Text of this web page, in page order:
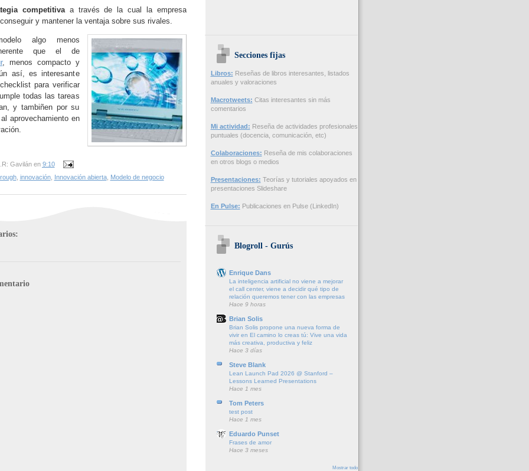
competitivaa través de la cual la empresa
y mantener la ventaja sobre sus rivales.
algo menos
que el de
, menos compacto y
así, es interesante
para verificar
todas las tareas
y tambiñen por su
aprovechamiento en
Gavilán en 9:10
, innovación, Innovación abierta, Modelo de negocio
Secciones fijas
Libros: Reseñas de libros interesantes, listados
anuales y valoraciones
Macrotweets: Citas interesantes sin más
comentarios
Mi actividad: Reseña de actividades profesionales
puntuales (docencia, comunicación, etc)
Colaboraciones: Reseña de mis colaboraciones
en otros blogs o medios
Presentaciones: Teorías y tutoriales apoyados en
presentaciones Slideshare
En Pulse: Publicaciones en Pulse (LinkedIn)
Blogroll - Gurús
Enrique Dans
La inteligencia artificial no viene a mejorar
el call center, viene a decidir qué tipo de
relación queremos tener con las empresas
Hace 9 horas
Brian Solis
Brian Solis propone una nueva forma de
vivir en El camino lo creas tú: Vive una vida
más creativa, productiva y feliz
Hace 3 días
Steve Blank
Lean Launch Pad 2026 @ Stanford –
Lessons Learned Presentations
Hace 1 mes
Tom Peters
test post
Hace 1 mes
Eduardo Punset
Frases de amor
Hace 3 meses
Mostrar todo